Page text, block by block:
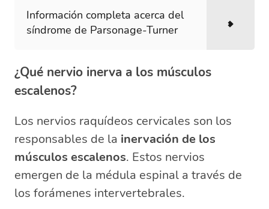
Información completa acerca del
síndrome de Parsonage-Turner
¿Qué nervio inerva a los músculos
escalenos?
Los nervios raquídeos cervicales son los
responsables de la inervación de los
músculos escalenos. Estos nervios
emergen de la médula espinal a través de
los forámenes intervertebrales.